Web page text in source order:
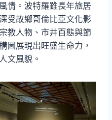
情。波特羅雖長年旅居
受故鄉哥倫比亞文化影
教人物、市井百態與節
圖展現出旺盛生命力，
文風貌。